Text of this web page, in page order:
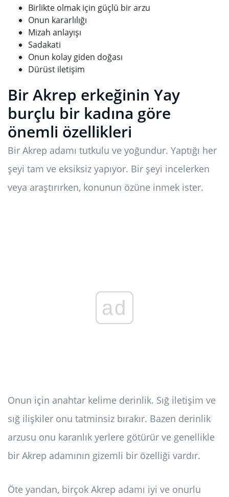
Birlikte olmak için güçlü bir arzu
Onun kararlılığı
Mizah anlayışı
Sadakati
Onun kolay giden doğası
Dürüst iletişim
Bir Akrep erkeğinin Yay
burçlu bir kadına göre
önemli özellikleri
Bir Akrep adamı tutkulu ve yoğundur. Yaptığı her
şeyi tam ve eksiksiz yapıyor. Bir şeyi incelerken
veya araştırırken, konunun özüne inmek ister.
ad
Onun için anahtar kelime derinlik. Sığ iletişim ve
sığ ilişkiler onu tatminsiz bırakır. Bazen derinlik
arzusu onu karanlık yerlere götürür ve genellikle
bir Akrep adamının gizemli bir özelliği vardır.
Öte yandan, birçok Akrep adamı iyi ve onurlu